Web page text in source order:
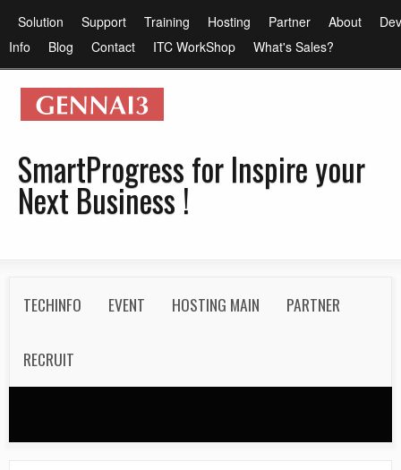
コ
ン
ン
ツ
に
動
メ
イ
ン
ニ
ー
Solution Support Training Hosting Partner About
Info
Blog Contact ITC WorkShop What's Sales?
SmartProgress for Inspire your
Next Business !
o
TECHINFO EVENT HOSTING MAIN PARTNER
RECRUIT